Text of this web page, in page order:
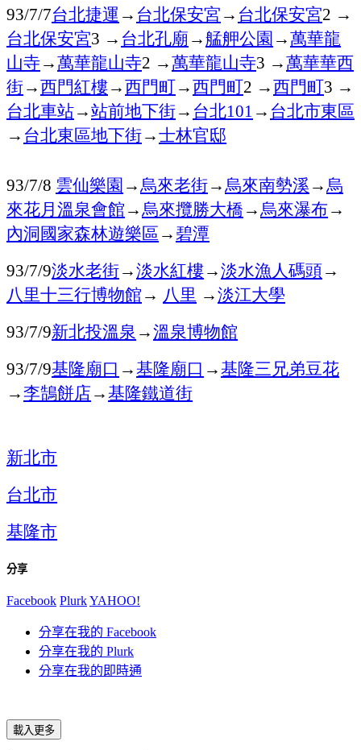
93/7/7台北捷運 → 台北保安宮→ 台北保安宮2 →
台北保安宮3 → 台北孔廟→艋舺公園→萬華龍
山寺→萬華龍山寺2 →萬華龍山寺3 →萬華華西
街→西門紅樓→西門町→西門町2 →西門町3 →
台北車站→站前地下街→ 台北101 → 台北市東區
→ 台北東區地下街→士林官邸
93/7/8 雲仙樂園→烏來老街→烏來南勢溪→烏
來花月溫泉會館→烏來攬勝大橋→烏來瀑布→
內洞國家森林遊樂區→碧潭
93/7/9淡水老街→淡水紅樓→淡水漁人碼頭→
八里十三行博物館→ 八里 →淡江大學
93/7/9新北投溫泉 →溫泉博物館
93/7/9基隆廟口 →基隆廟口 →基隆三兄弟豆花
→李鵠餅店→基隆鐵道街
新北市
台北市
基隆市
分享
Facebook PlurkYAHOO!
分享在我的 Facebook
分享在我的 Plurk
分享在我的即時通
載入更多